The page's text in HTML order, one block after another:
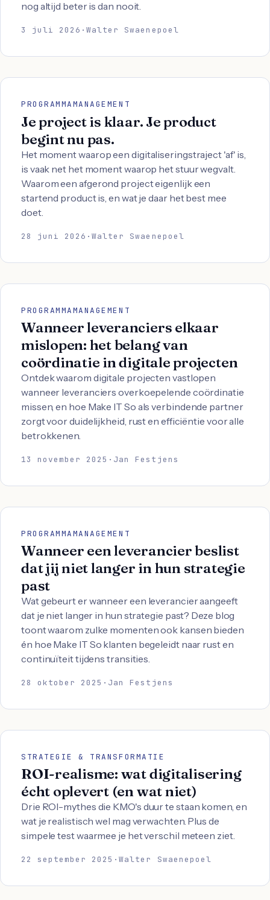
nog altijd beter is dan nooit.
3 juli 2026 ·Walter Swaenepoel
PROGRAMMAMANAGEMENT
Je project is klaar. Je product
begint nu pas.
Het moment waarop een digitaliseringstraject 'af' is,
is vaak net het moment waarop het stuur wegvalt.
Waarom een afgerond project eigenlijk een
startend product is, en wat je daar het best mee
doet.
28 juni 2026 ·Walter Swaenepoel
PROGRAMMAMANAGEMENT
Wanneer leveranciers elkaar
mislopen: het belang van
coördinatie in digitale projecten
Ontdek waarom digitale projecten vastlopen
wanneer leveranciers overkoepelende coördinatie
missen, en hoe Make IT So als verbindende partner
zorgt voor duidelijkheid, rust en efficiëntie voor alle
betrokkenen.
13 november 2025 · Jan Festjens
PROGRAMMAMANAGEMENT
Wanneer een leverancier beslist
dat jij niet langer in hun strategie
past
Wat gebeurt er wanneer een leverancier aangeeft
dat je niet langer in hun strategie past? Deze blog
toont waarom zulke momenten ook kansen bieden
én hoe Make IT So klanten begeleidt naar rust en
continuïteit tijdens transities.
28 oktober 2025 · Jan Festjens
STRATEGIE & TRANSFORMATIE
ROI-realisme: wat digitalisering
écht oplevert (en wat niet)
Drie ROI-mythes die KMO's duur te staan komen, en
wat je realistisch wel mag verwachten. Plus de
simpele test waarmee je het verschil meteen ziet.
22 september 2025 ·Walter Swaenepoel